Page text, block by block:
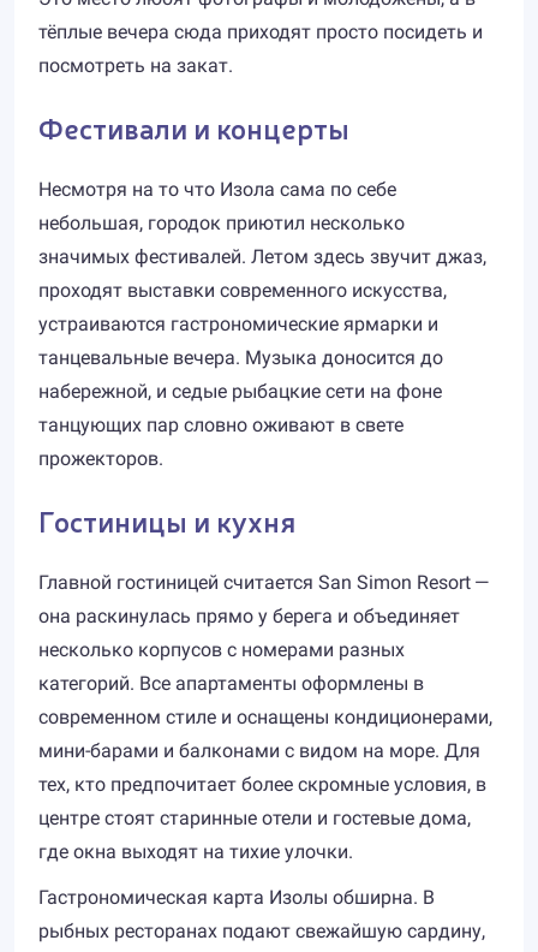
тёплые вечера сюда приходят просто посидеть и
посмотреть на закат.
Фестивали и концерты
Несмотря на то что Изола сама по себе
небольшая, городок приютил несколько
значимых фестивалей. Летом здесь звучит джаз,
проходят выставки современного искусства,
устраиваются гастрономические ярмарки и
танцевальные вечера. Музыка доносится до
набережной, и седые рыбацкие сети на фоне
танцующих пар словно оживают в свете
прожекторов.
Гостиницы и кухня
Главной гостиницей считается San Simon Resort —
она раскинулась прямо у берега и объединяет
несколько корпусов с номерами разных
категорий. Все апартаменты оформлены в
современном стиле и оснащены кондиционерами,
мини-барами и балконами с видом на море. Для
тех, кто предпочитает более скромные условия, в
центре стоят старинные отели и гостевые дома,
где окна выходят на тихие улочки.
Гастрономическая карта Изолы обширна. В
рыбных ресторанах подают свежайшую сардину,